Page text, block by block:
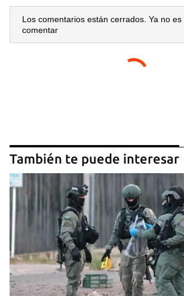
Los comentarios están cerrados. Ya no es
comentar
También te puede interesar